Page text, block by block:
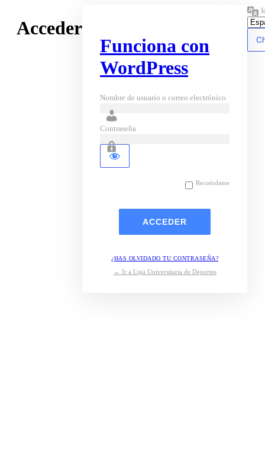
Acceder
Funciona con
WordPress
Nombre de usuario o correo electrónico
Contraseña
Recuérdame
¿HAS OLVIDADO TU CONTRASEÑA?
← Ir a Liga Universitaria de Deportes